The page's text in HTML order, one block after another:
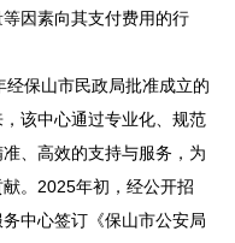
因素向其支付费用的行
保山市民政局批准成立的
该中心通过专业化、规范
、高效的支持与服务，为
。2025年初，经公开招
中心签订《保山市公安局